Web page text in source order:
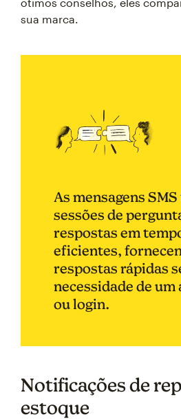
sua marca.
As mensagens
sessões de
respostas em
eficientes,
respostas rápidas
necessidade de
ou login.
Notificações de
estoque